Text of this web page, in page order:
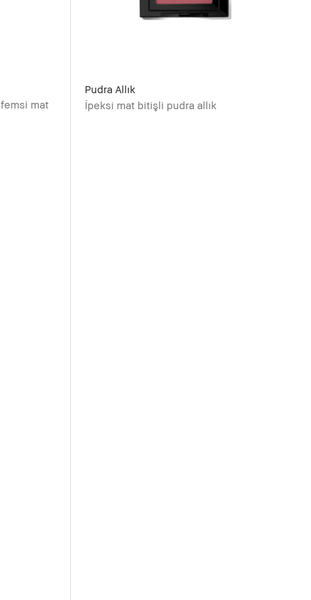
mat
Pudra Allık
İpeksi mat bitişli pudra allık